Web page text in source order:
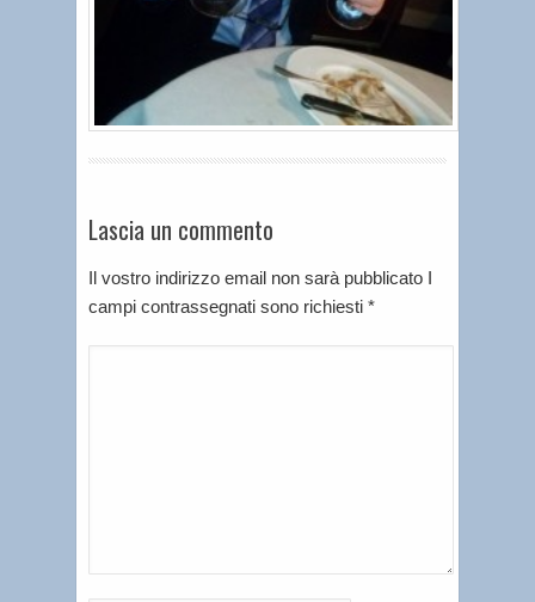
Lascia un commento
Il vostro indirizzo email non sarà pubblicato I
campi contrassegnati sono richiesti *